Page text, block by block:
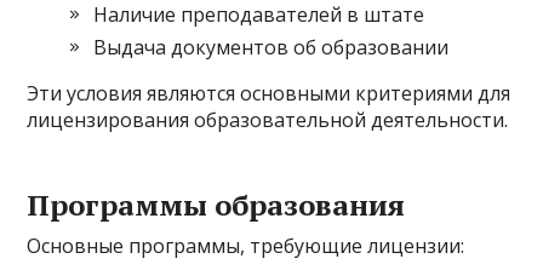
Наличие преподавателей в штате
Выдача документов об образовании
Эти условия являются основными критериями для
лицензирования образовательной деятельности.
Программы образования
Основные программы, требующие лицензии: